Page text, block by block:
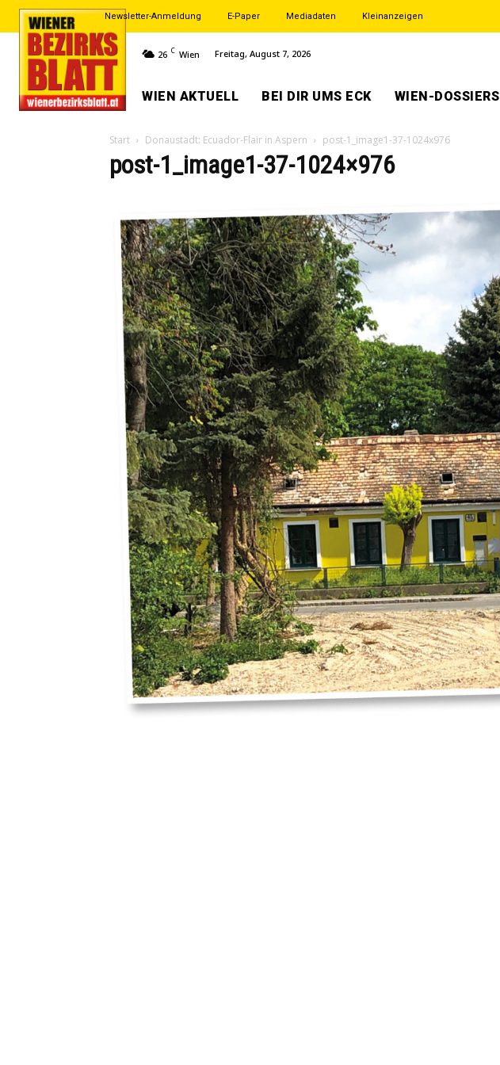
Newsletter-Anmeldung E-Paper Mediadaten Kleinanzeigen
26 C Wien Freitag, August 7, 2026
WIEN AKTUELL BEI DIR UMS ECK WIEN-DOSSIERS
Start Donaustadt: Ecuador-Flair in Aspern post-1_image1-37-1024x976
post-1_image1-37-1024×976